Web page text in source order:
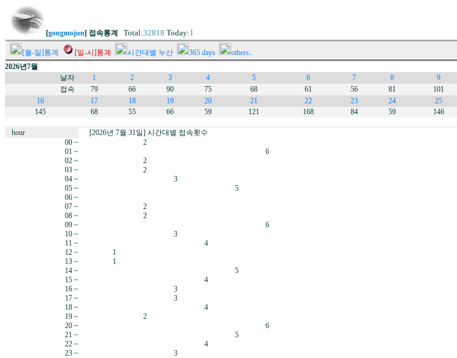
[gongmojun] 접속통계 Total:32818 Today:1
[월-일]통계 [일-시]통계 시간대별 누산 365 days
others..
2026년7월
날자
1 2 3 4 5 6 7 8 9
접속
79 66 90 75 68 61 56 81 101
16
17 18 19 20 21 22 23 24 25
145
68 55 66 59 121 168 84 59 146
hour
[2026년 7월 31일] 시간대별 접속횟수
00 ~
2
01 ~
6
02 ~
2
03 ~
2
04 ~
3
05 ~
5
06 ~
07 ~
2
08 ~
2
09 ~
6
10 ~
3
11 ~
4
12 ~
1
13 ~
1
14 ~
5
15 ~
4
16 ~
3
17 ~
3
18 ~
4
19 ~
2
20 ~
6
21 ~
5
22 ~
4
23 ~
3